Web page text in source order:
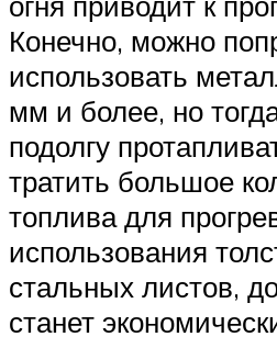
Конечно, можно
использовать
мм и более, но
подолгу
тратить большое
топлива для
использования
стальных листов,
станет